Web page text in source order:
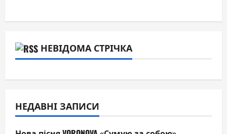
НЕВІДОМА СТРІЧКА
НЕДАВНІ ЗАПИСИ